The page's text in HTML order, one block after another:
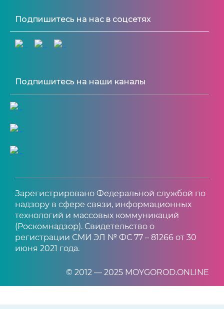
Подпишитесь на нас в соцсетях
Подпишитесь на наши каналы
Зарегистрировано Федеральной службой по
надзору в сфере связи, информационных
технологий и массовых коммуникаций
(Роскомнадзор). Свидетельство о
регистрации СМИ ЭЛ № ФС 77 – 81266 от 30
июня 2021 года.
© 2012 — 2025 MOYGOROD.ONLINE